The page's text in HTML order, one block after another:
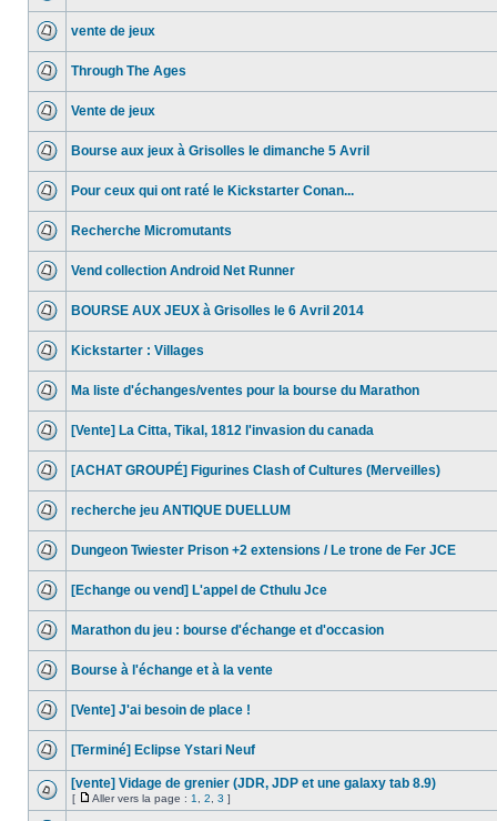
vente de jeux
Through The Ages
Vente de jeux
Bourse aux jeux à Grisolles le dimanche 5 Avril
Pour ceux qui ont raté le Kickstarter Conan...
Recherche Micromutants
Vend collection Android Net Runner
BOURSE AUX JEUX à Grisolles le 6 Avril 2014
Kickstarter : Villages
Ma liste d'échanges/ventes pour la bourse du Marathon
[Vente] La Citta, Tikal, 1812 l'invasion du canada
[ACHAT GROUPÉ] Figurines Clash of Cultures (Merveilles)
recherche jeu ANTIQUE DUELLUM
Dungeon Twiester Prison +2 extensions / Le trone de Fer JCE
[Echange ou vend] L'appel de Cthulu Jce
Marathon du jeu : bourse d'échange et d'occasion
Bourse à l'échange et à la vente
[Vente] J'ai besoin de place !
[Terminé] Eclipse Ystari Neuf
[vente] Vidage de grenier (JDR, JDP et une galaxy tab 8.9)
[ Aller vers la page : 1 2 3 ]